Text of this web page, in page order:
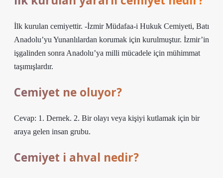
İlk kurulan cemiyettir. -İzmir Müdafaa-i Hukuk Cemiyeti, Batı
Anadolu’yu Yunanlılardan korumak için kurulmuştur. İzmir’in
işgalinden sonra Anadolu’ya milli mücadele için mühimmat
taşımışlardır.
Cemiyet ne oluyor?
Cevap: 1. Dernek. 2. Bir olayı veya kişiyi kutlamak için bir
araya gelen insan grubu.
Cemiyet i ahval nedir?